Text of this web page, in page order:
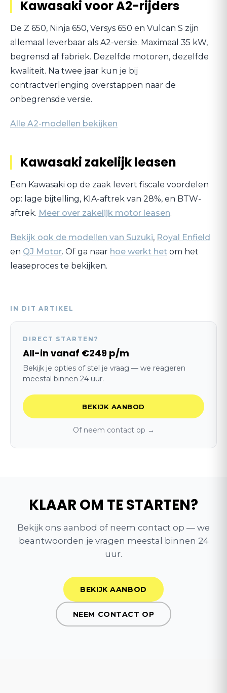
IN DIT ARTIKEL
DIRECT STARTEN?
All-in vanaf €249 p/m
Bekijk je opties of stel je vraag — we reageren
meestal binnen 24 uur.
BEKIJK AANBOD
Of neem contact op →
Kawasaki voor A2-rijders
De Z 650, Ninja 650, Versys 650 en Vulcan S zijn
allemaal leverbaar als A2-versie. Maximaal 35 kW,
begrensd af fabriek. Dezelfde motoren, dezelfde
kwaliteit. Na twee jaar kun je bij
contractverlenging overstappen naar de
onbegrensde versie.
Alle A2-modellen bekijken
Kawasaki zakelijk leasen
Een Kawasaki op de zaak levert fiscale voordelen
op: lage bijtelling, KIA-aftrek van 28%, en BTW-
aftrek. Meer over zakelijk motor leasen.
Bekijk ook de modellen van Suzuki, Royal Enfield
en QJ Motor. Of ga naar hoe werkt het om het
leaseproces te bekijken.
KLAAR OM TE STARTEN?
Bekijk ons aanbod of neem contact op — we
beantwoorden je vragen meestal binnen 24
uur.
BEKIJK AANBOD
NEEM CONTACT OP